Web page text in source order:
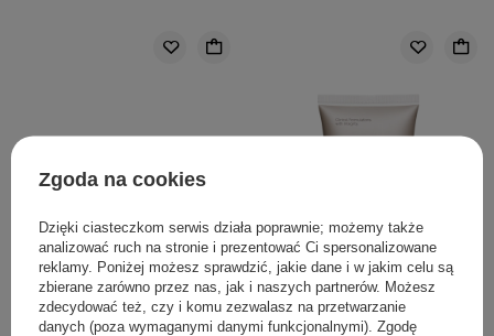
Zgoda na cookies
Dzięki ciasteczkom serwis działa poprawnie; możemy także
analizować ruch na stronie i prezentować Ci spersonalizowane
reklamy. Poniżej możesz sprawdzić, jakie dane i w jakim celu są
zbierane zarówno przez nas, jak i naszych partnerów. Możesz
zdecydować też, czy i komu zezwalasz na przetwarzanie
danych (poza wymaganymi danymi funkcjonalnymi). Zgodę